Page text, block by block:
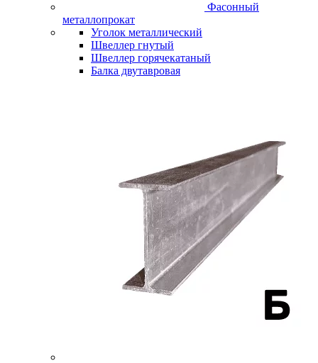
Фасонный
металлопрокат
Уголок металлический
Швеллер гнутый
Швеллер горячекатаный
Балка двутавровая